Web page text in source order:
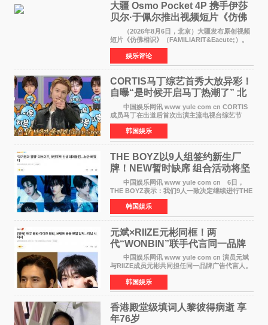
大疆 Osmo Pocket 4P 携手伊莎
贝尔·于佩尔推出视频短片《仿佛
相识》
（2026年8月6日，北京）大疆发布原创视频
短片《仿佛相识》（FAMILIARIT&Eacute;）。
视频短片由戛纳国际电影节最佳女演员伊莎贝尔·
于佩尔（Isabelle Huppert）主演，全程使用大
疆首款双主摄口
娱乐评论
CORTIS马丁综艺首秀大放异彩！
自曝“是时候开启马丁热潮了” 北
美巡演火热进行中
中国娱乐网讯 www yule com cn CORTIS
成员马丁在出道后首次出演主流电视台综艺节
目，展现了多才多艺的魅力。 马丁出演了5日
播出的MBC《Radio Star》Fashion与Passion
之间，I&lsquo;m
韩国娱乐
THE BOYZ以9人组签约新生厂
牌！NEW暂时缺席 组合活动将坚
定不移继续
中国娱乐网讯 www yule com cn 6日，
THE BOYZ表示：我们9人一致决定继续进行THE
BOYZ组合活动，并且已经完成了组合团体活动
签约。目前正在新生厂牌下进行活动准备。尚未
离开THE BOYZ原所
韩国娱乐
元斌×RIIZE元彬同框！两
代“WONBIN”联手代言同一品牌
颜值天花板合体
中国娱乐网讯 www yule com cn 演员元斌
与RIIZE成员元彬共同担任同一品牌广告代言人。
6日据独家报道，继演员元斌之后，RIIZE元彬最
近也被选为某在线中介平台A公司的共同广告代言
人，两人将作
韩国娱乐
香港殿堂级填词人黎彼得病逝 享
年76岁​